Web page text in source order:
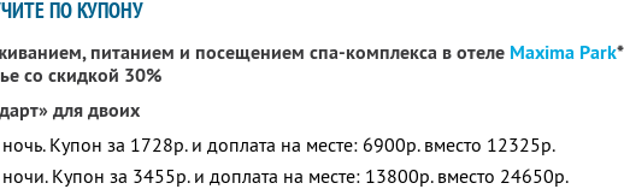
ПО КУПОНУ
питанием и посещением спа-комплекса в отеле Maxima Park*
со скидкой 30%
для двоих
Купон за 1728р. и доплата на месте: 6900р. вместо 12325р.
Купон за 3455р. и доплата на месте: 13800р. вместо 24650р.